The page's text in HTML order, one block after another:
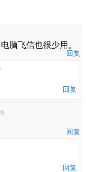
脑飞信也很少用。
回复
回复
回复
回复